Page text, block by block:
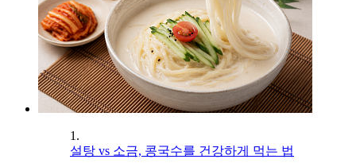
1.
설탕 vs 소금, 콩국수를 건강하게 먹는 법